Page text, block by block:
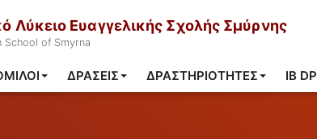
Λύκειο Ευαγγελικής Σχολής Σμύρνης
School of Smyrna
ΔΡΆΣΕΙΣ ΔΡΑΣΤΗΡΙΌΤΗΤΕΣ IB DP